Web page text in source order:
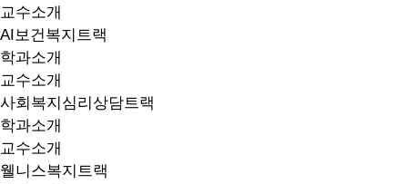
교수소개
AI보건복지트랙
학과소개
교수소개
사회복지심리상담트랙
학과소개
교수소개
웰니스복지트랙